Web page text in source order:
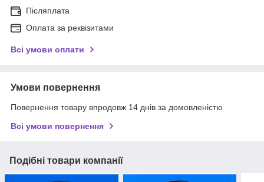
Післяплата
Оплата за реквізитами
Всі умови оплати
Умови повернення
Повернення товару впродовж 14 днів за домовленістю
Всі умови повернення
Подібні товари компанії